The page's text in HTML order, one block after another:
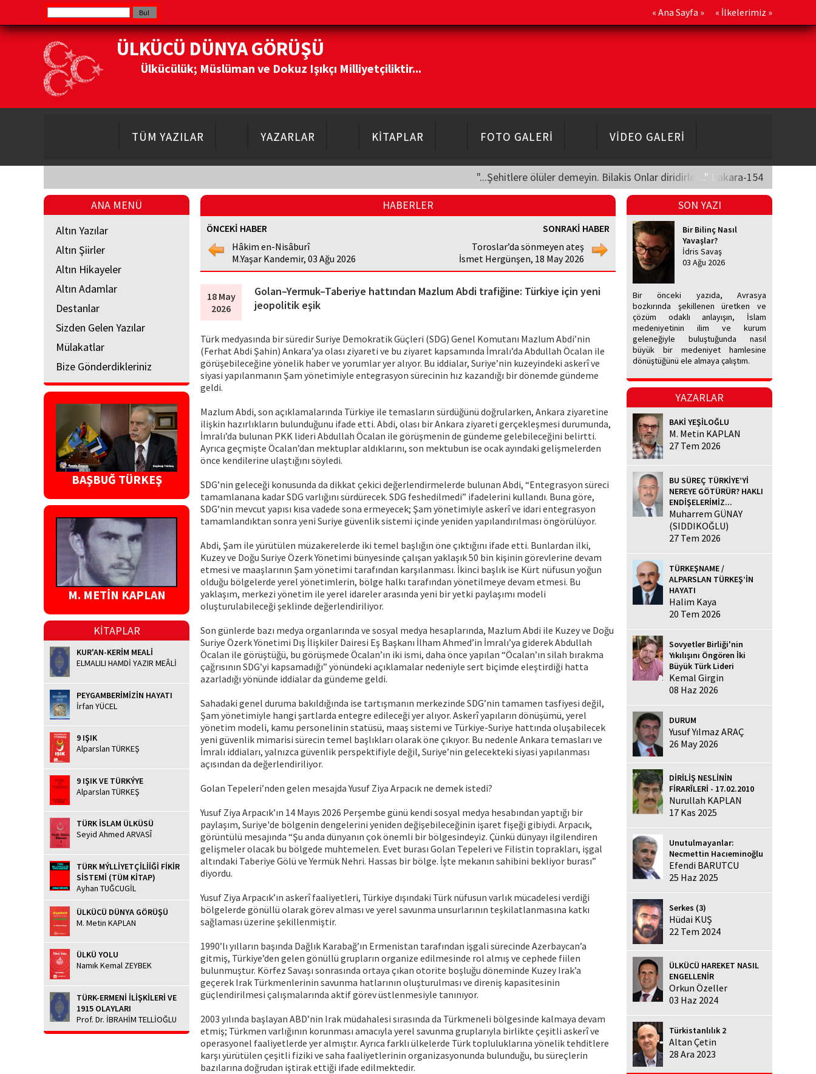
« Ana Sayfa » « İlkelerimiz »
ÜLKÜCÜ DÜNYA GÖRÜŞÜ
Ülkücülük; Müslüman ve Dokuz Işıkçı Milliyetçiliktir...
TÜM YAZILAR YAZARLAR KİTAPLAR FOTO GALERİ VİDEO GALERİ
"...Şehitlere ölüler demeyin. Bilakis Onlar diridirler..." Bakara-154
ANA MENÜ
Altın Yazılar
Altın Şiirler
Altın Hikayeler
Altın Adamlar
Destanlar
Sizden Gelen Yazılar
Mülakatlar
Bize Gönderdikleriniz
BAŞBUĞ TÜRKEŞ
M. METİN KAPLAN
KİTAPLAR
KUR'AN-KERİM MEALİ
ELMALILI HAMDİ YAZIR MEÂLİ
PEYGAMBERİMİZİN HAYATI
İrfan YÜCEL
9 IŞIK
Alparslan TÜRKEŞ
9 IŞIK VE TÜRKÝYE
Alparslan TÜRKEŞ
TÜRK İSLAM ÜLKÜSÜ
Seyid Ahmed ARVASÎ
TÜRK MÝLLİYETÇİLİİĞİ FİKİR
SİSTEMİ (TÜM KİTAP)
Ayhan TUĞCUGİL
ÜLKÜCÜ DÜNYA GÖRÜŞÜ
M. Metin KAPLAN
ÜLKÜ YOLU
Namık Kemal ZEYBEK
TÜRK-ERMENİ İLİŞKİLERİ VE
1915 OLAYLARI
Prof. Dr. İBRAHİM TELLİOĞLU
HABERLER
ÖNCEKİ HABER
Hâkim en-Nisâburî
M.Yaşar Kandemir, 03 Ağu 2026
SONRAKİ HABER
Toroslar’da sönmeyen ateş
İsmet Hergünşen, 18 May 2026
18 May
2026
Golan–Yermuk–Taberiye hattından Mazlum Abdi trafiğine: Türkiye için yeni
jeopolitik eşik
Türk medyasında bir süredir Suriye Demokratik Güçleri (SDG) Genel Komutanı Mazlum Abdi’nin
(Ferhat Abdi Şahin) Ankara’ya olası ziyareti ve bu ziyaret kapsamında İmralı’da Abdullah Öcalan ile
görüşebileceğine yönelik haber ve yorumlar yer alıyor. Bu iddialar, Suriye’nin kuzeyindeki askerî ve
siyasi yapılanmanın Şam yönetimiyle entegrasyon sürecinin hız kazandığı bir dönemde gündeme
geldi.
Mazlum Abdi, son açıklamalarında Türkiye ile temasların sürdüğünü doğrularken, Ankara ziyaretine
ilişkin hazırlıkların bulunduğunu ifade etti. Abdi, olası bir Ankara ziyareti gerçekleşmesi durumunda,
İmralı’da bulunan PKK lideri Abdullah Öcalan ile görüşmenin de gündeme gelebileceğini belirtti.
Ayrıca geçmişte Öcalan’dan mektuplar aldıklarını, son mektubun ise ocak ayındaki gelişmelerden
önce kendilerine ulaştığını söyledi.
SDG’nin geleceği konusunda da dikkat çekici değerlendirmelerde bulunan Abdi, “Entegrasyon süreci
tamamlanana kadar SDG varlığını sürdürecek. SDG feshedilmedi” ifadelerini kullandı. Buna göre,
SDG’nin mevcut yapısı kısa vadede sona ermeyecek; Şam yönetimiyle askerî ve idari entegrasyon
tamamlandıktan sonra yeni Suriye güvenlik sistemi içinde yeniden yapılandırılması öngörülüyor.
Abdi, Şam ile yürütülen müzakerelerde iki temel başlığın öne çıktığını ifade etti. Bunlardan ilki,
Kuzey ve Doğu Suriye Özerk Yönetimi bünyesinde çalışan yaklaşık 50 bin kişinin görevlerine devam
etmesi ve maaşlarının Şam yönetimi tarafından karşılanması. İkinci başlık ise Kürt nüfusun yoğun
olduğu bölgelerde yerel yönetimlerin, bölge halkı tarafından yönetilmeye devam etmesi. Bu
yaklaşım, merkezi yönetim ile yerel idareler arasında yeni bir yetki paylaşımı modeli
oluşturulabileceği şeklinde değerlendiriliyor.
Son günlerde bazı medya organlarında ve sosyal medya hesaplarında, Mazlum Abdi ile Kuzey ve Doğu
Suriye Özerk Yönetimi Dış İlişkiler Dairesi Eş Başkanı İlham Ahmed’in İmralı’ya giderek Abdullah
Öcalan ile görüştüğü, bu görüşmede Öcalan’ın iki ismi, daha önce yapılan “Öcalan’ın silah bırakma
çağrısının SDG’yi kapsamadığı” yönündeki açıklamalar nedeniyle sert biçimde eleştirdiği hatta
azarladığı yönünde iddialar da gündeme geldi.
Sahadaki genel duruma bakıldığında ise tartışmanın merkezinde SDG’nin tamamen tasfiyesi değil,
Şam yönetimiyle hangi şartlarda entegre edileceği yer alıyor. Askerî yapıların dönüşümü, yerel
yönetim modeli, kamu personelinin statüsü, maaş sistemi ve Türkiye-Suriye hattında oluşabilecek
yeni güvenlik mimarisi sürecin temel başlıkları olarak öne çıkıyor. Bu nedenle Ankara temasları ve
İmralı iddiaları, yalnızca güvenlik perspektifiyle değil, Suriye’nin gelecekteki siyasi yapılanması
açısından da değerlendiriliyor.
Golan Tepeleri’nden gelen mesajda Yusuf Ziya Arpacık ne demek istedi?
Yusuf Ziya Arpacık’ın 14 Mayıs 2026 Perşembe günü kendi sosyal medya hesabından yaptığı bir
paylaşım, Suriye'de bölgenin dengelerini yeniden değişebileceğinin işaret fişeği gibiydi. Arpacık,
görüntülü mesajında “Şu anda dünyanın çok önemli bir bölgesindeyiz. Çünkü dünyayı ilgilendiren
gelişmeler olacak bu bölgede muhtemelen. Evet burası Golan Tepeleri ve Filistin toprakları, işgal
altındaki Taberiye Gölü ve Yermük Nehri. Hassas bir bölge. İşte mekanın sahibini bekliyor burası”
diyordu.
Yusuf Ziya Arpacık’ın askerî faaliyetleri, Türkiye dışındaki Türk nüfusun varlık mücadelesi verdiği
bölgelerde gönüllü olarak görev alması ve yerel savunma unsurlarının teşkilatlanmasına katkı
sağlaması üzerine şekillenmiştir.
1990’lı yılların başında Dağlık Karabağ’ın Ermenistan tarafından işgali sürecinde Azerbaycan’a
gitmiş, Türkiye’den gelen gönüllü grupların organize edilmesinde rol almış ve cephede fiilen
bulunmuştur. Körfez Savaşı sonrasında ortaya çıkan otorite boşluğu döneminde Kuzey Irak’a
geçerek Irak Türkmenlerinin savunma hatlarının oluşturulması ve direniş kapasitesinin
güçlendirilmesi çalışmalarında aktif görev üstlenmesiyle tanınıyor.
2003 yılında başlayan ABD’nin Irak müdahalesi sırasında da Türkmeneli bölgesinde kalmaya devam
etmiş; Türkmen varlığının korunması amacıyla yerel savunma gruplarıyla birlikte çeşitli askerî ve
operasyonel faaliyetlerde yer almıştır. Ayrıca farklı ülkelerde Türk topluluklarına yönelik tehditlere
karşı yürütülen çeşitli fiziki ve saha faaliyetlerinin organizasyonunda bulunduğu, bu süreçlerin
bazılarına doğrudan iştirak ettiği ifade edilmektedir.
SON YAZI
Bir Bilinç Nasıl
Yavaşlar?
İdris Savaş
03 Ağu 2026
Bir önceki yazıda, Avrasya
bozkırında şekillenen üretken ve
çözüm odaklı anlayışın, İslam
medeniyetinin ilim ve kurum
geleneğiyle buluştuğunda nasıl
büyük bir medeniyet hamlesine
dönüştüğünü ele almaya çalıştım.
YAZARLAR
BAKİ YEŞİLOĞLU
M. Metin KAPLAN
27 Tem 2026
BU SÜREÇ TÜRKİYE’Yİ
NEREYE GÖTÜRÜR? HAKLI
ENDİŞELERİMİZ...
Muharrem GÜNAY
(SIDDIKOĞLU)
27 Tem 2026
TÜRKEŞNAME /
ALPARSLAN TÜRKEŞ’İN
HAYATI
Halim Kaya
20 Tem 2026
Sovyetler Birliği'nin
Yıkılışını Öngören İki
Büyük Türk Lideri
Kemal Girgin
08 Haz 2026
DURUM
Yusuf Yılmaz ARAÇ
26 May 2026
DİRİLİŞ NESLİNİN
FİRARÎLERİ - 17.02.2010
Nurullah KAPLAN
17 Kas 2025
Unutulmayanlar:
Necmettin Hacıeminoğlu
Efendi BARUTCU
25 Haz 2025
Serkes (3)
Hüdai KUŞ
22 Tem 2024
ÜLKÜCÜ HAREKET NASIL
ENGELLENİR
Orkun Özeller
03 Haz 2024
Türkistanlılık 2
Altan Çetin
28 Ara 2023